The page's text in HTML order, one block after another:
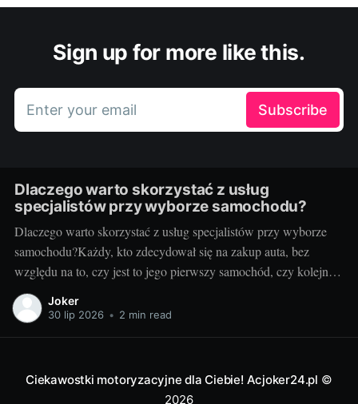
Sign up for more like this.
Enter your email Subscribe
Dlaczego warto skorzystać z usług
specjalistów przy wyborze samochodu?
Dlaczego warto skorzystać z usług specjalistów przy wyborze
samochodu?Każdy, kto zdecydował się na zakup auta, bez
względu na to, czy jest to jego pierwszy samochód, czy kolejny,
zna trudności związane z tym procesem. Nic dziwnego - to
niezwykle ważna decyzja, a rynek samochodowy pełen jest
Joker
30 lip 2026 • 2 min read
Ciekawostki motoryzacyjne dla Ciebie! Acjoker24.pl ©
2026